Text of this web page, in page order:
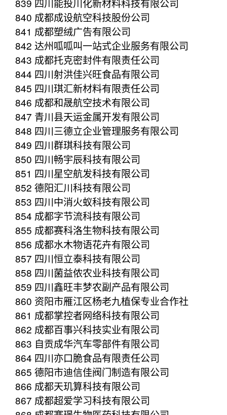
840 成都成设航空科技股份公司
841 成都塑绒广告有限公司
842 达州呱呱叫一站式企业服务有限公司
843 成都托克密封件有限责任公司
844 四川射洪佳兴旺食品有限公司
845 四川琪汇新材料有限责任公司
846 成都和晟航空技术有限公司
847 青川县天运金属开发有限公司
848 四川三德立企业管理服务有限公司
849 四川群琪科技有限公司
850 四川畅宇辰科技有限公司
851 四川星空航发科技有限公司
852 德阳汇川科技有限公司
853 四川中消火蚁科技有限公司
854 成都字节流科技有限公司
855 成都赛科洛生物科技有限公司
856 成都水木物语花卉有限公司
857 四川恒立泰科技有限公司
858 四川菌益侬农业科技有限公司
859 四川鑫旺丰梦农副产品有限公司
860 资阳市雁江区杨老九植保专业合作社
861 成都掌控者网络科技有限公司
862 成都百事兴科技实业有限公司
863 自贡成华汽车零部件有限公司
864 四川亦口脆食品有限责任公司
865 德阳市迪信佳阀门制造有限公司
866 成都天玑算科技有限公司
867 成都超爱学习科技有限公司